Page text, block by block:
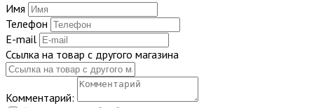
Имя
Телефон
E-mail
Ссылка на товар с другого магазина
Комментарий: